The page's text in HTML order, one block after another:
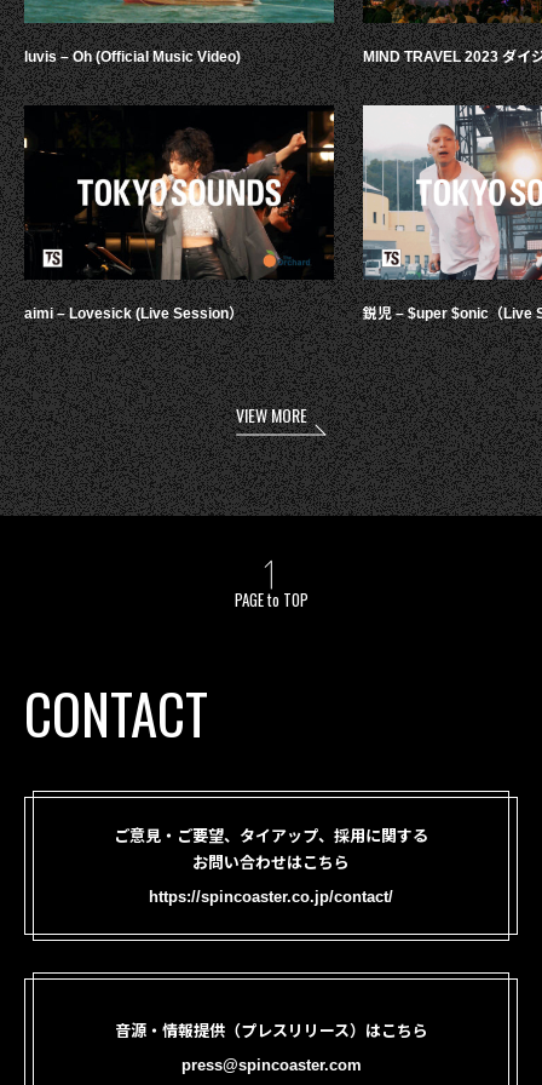
luvis – Oh (Official Music Video)
aimi – Lovesick (Live Session）
MIND TRAVEL 2023 ダイ
鋭児 – $uper $onic（Live
VIEW MORE
PAGE to TOP
CONTACT
ご意見・ご要望、タイアップ、採用に関する
お問い合わせはこちら
https://spincoaster.co.jp/contact/
音源・情報提供（プレスリリース）はこちら
press@spincoaster.com